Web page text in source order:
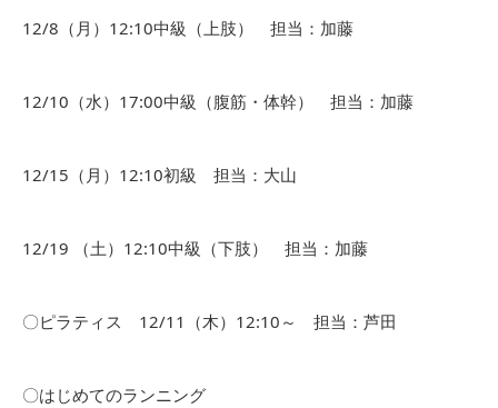
12/8（月）12:10中級（上肢） 担当：加藤
12/10（水）17:00中級（腹筋・体幹） 担当：加藤
12/15（月）12:10初級 担当：大山
12/19 （土）12:10中級（下肢） 担当：加藤
〇ピラティス 12/11（木）12:10～ 担当：芦田
〇はじめてのランニング